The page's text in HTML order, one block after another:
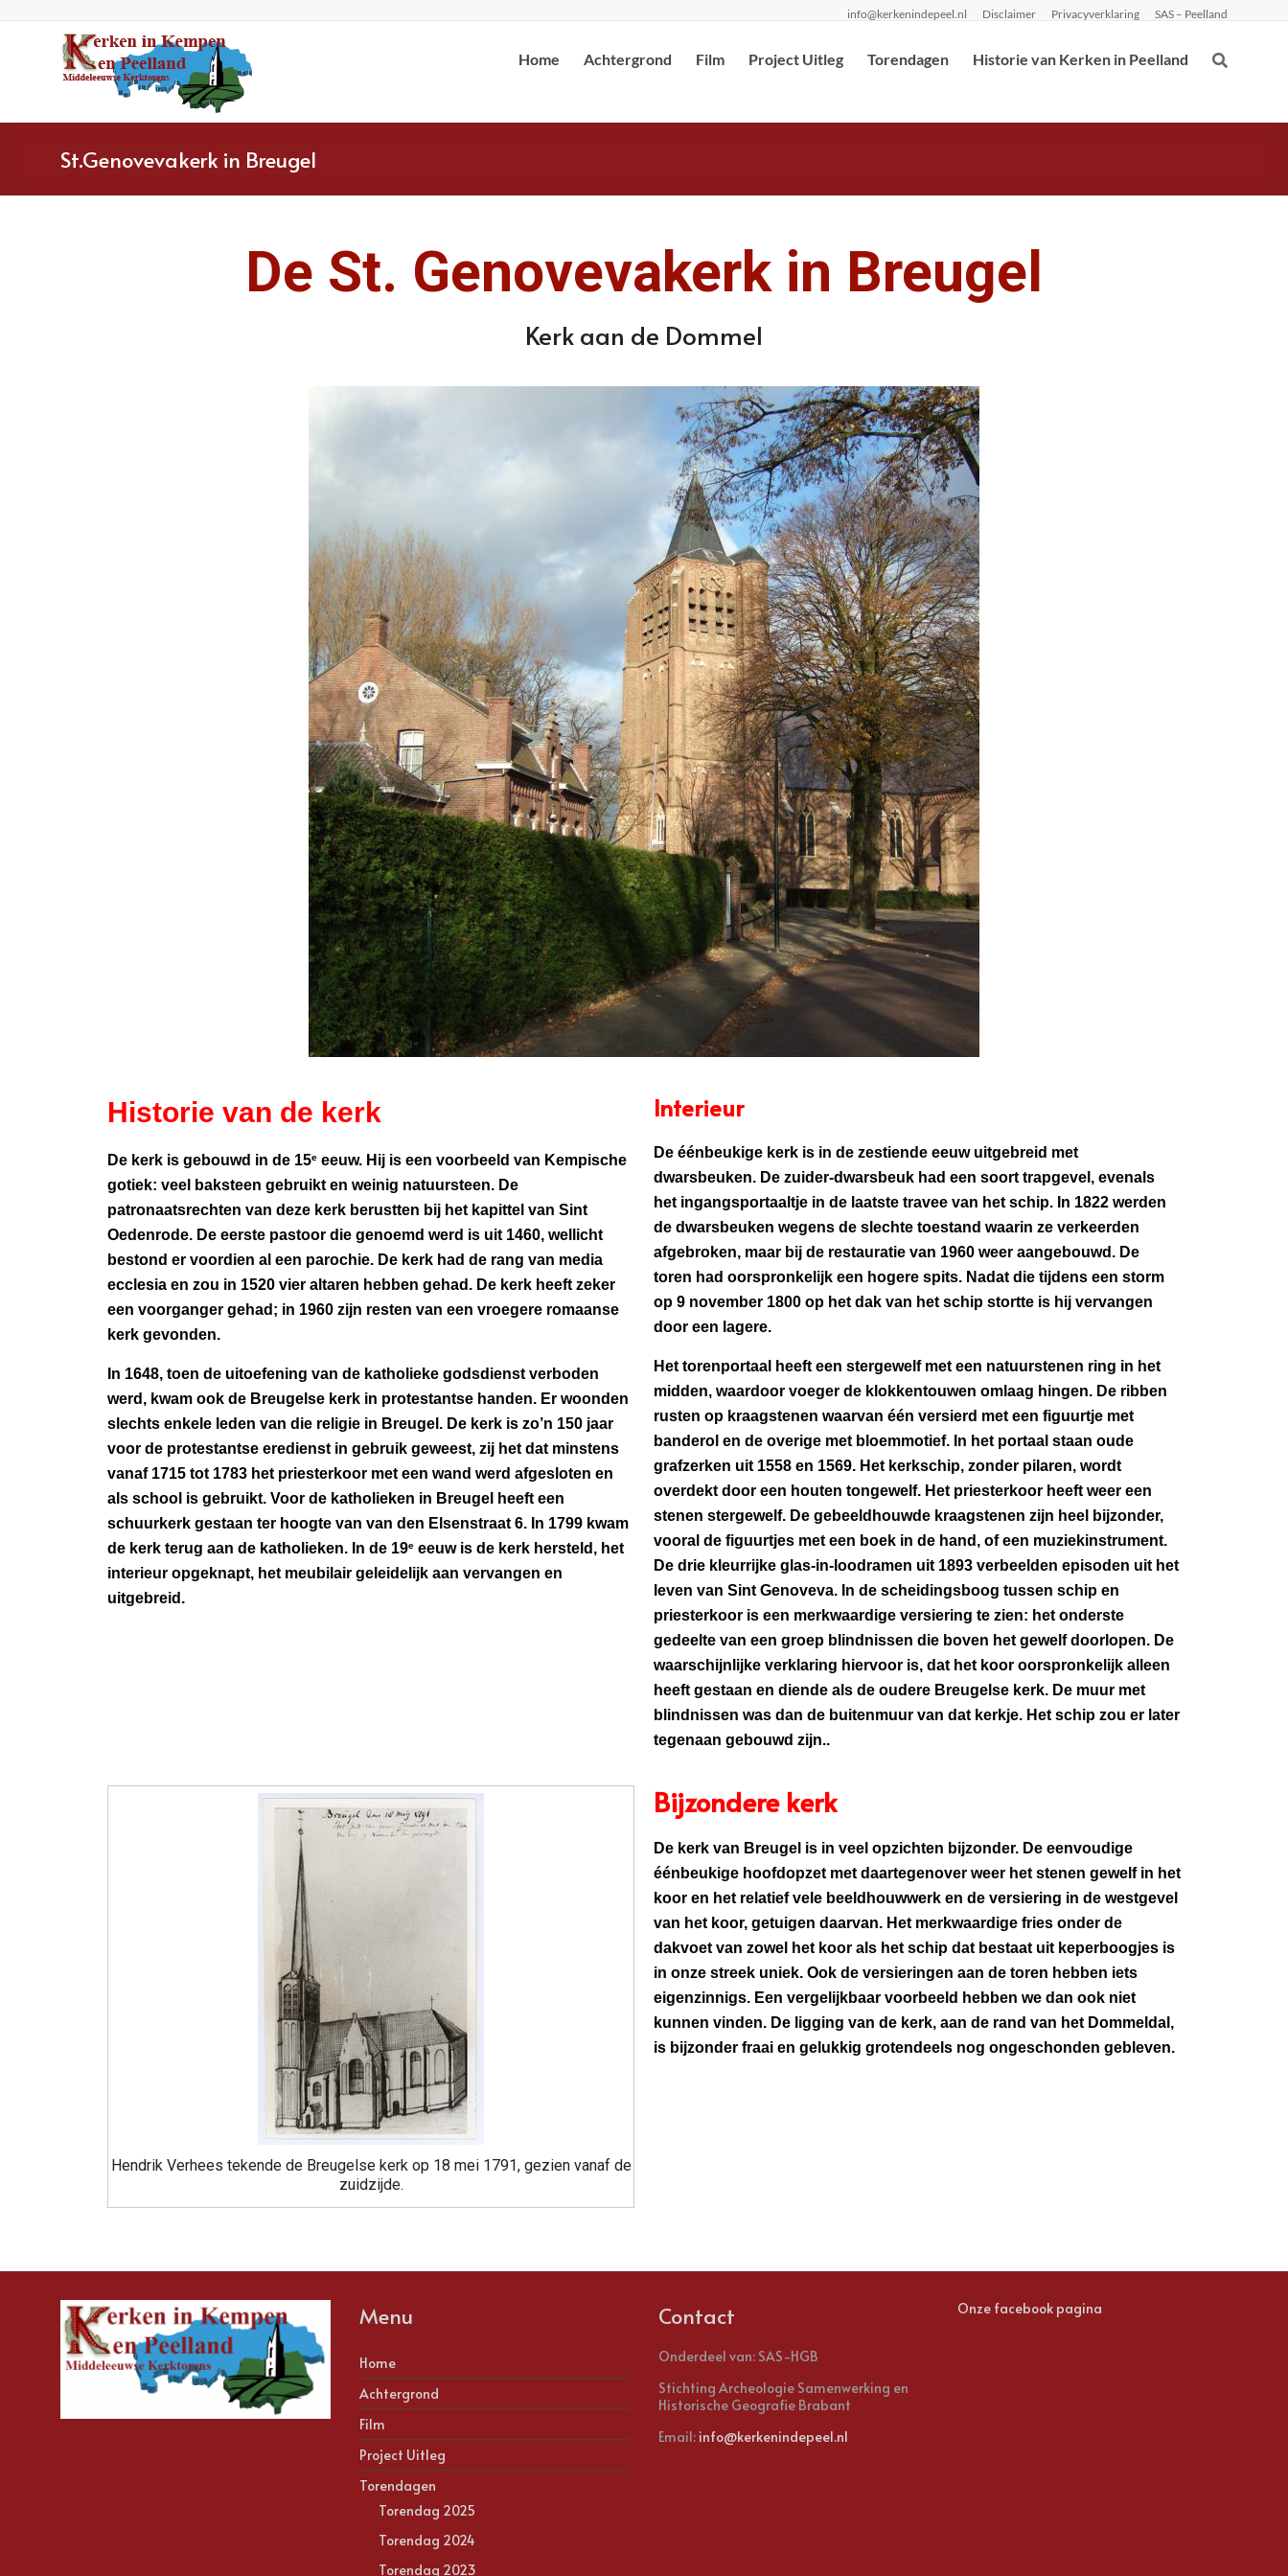
info@kerkenindepeel.nl Disclaimer Privacyverklaring SAS – Peelland
Home Achtergrond Film Project Uitleg Torendagen Historie van Kerken in Peelland
St.Genovevakerk in Breugel
De St. Genovevakerk in Breugel
Kerk aan de Dommel
Historie van de kerk
De kerk is gebouwd in de 15e eeuw. Hij is een voorbeeld van Kempische
gotiek: veel baksteen gebruikt en weinig natuursteen. De
patronaatsrechten van deze kerk berustten bij het kapittel van Sint
Oedenrode. De eerste pastoor die genoemd werd is uit 1460, wellicht
bestond er voordien al een parochie. De kerk had de rang van media
ecclesia en zou in 1520 vier altaren hebben gehad. De kerk heeft zeker
een voorganger gehad; in 1960 zijn resten van een vroegere romaanse
kerk gevonden.
In 1648, toen de uitoefening van de katholieke godsdienst verboden
werd, kwam ook de Breugelse kerk in protestantse handen. Er woonden
slechts enkele leden van die religie in Breugel. De kerk is zo’n 150 jaar
voor de protestantse eredienst in gebruik geweest, zij het dat minstens
vanaf 1715 tot 1783 het priesterkoor met een wand werd afgesloten en
als school is gebruikt. Voor de katholieken in Breugel heeft een
schuurkerk gestaan ter hoogte van van den Elsenstraat 6. In 1799 kwam
de kerk terug aan de katholieken. In de 19e eeuw is de kerk hersteld, het
interieur opgeknapt, het meubilair geleidelijk aan vervangen en
uitgebreid.
Interieur
De éénbeukige kerk is in de zestiende eeuw uitgebreid met
dwarsbeuken. De zuider-dwarsbeuk had een soort trapgevel, evenals
het ingangsportaaltje in de laatste travee van het schip. In 1822 werden
de dwarsbeuken wegens de slechte toestand waarin ze verkeerden
afgebroken, maar bij de restauratie van 1960 weer aangebouwd. De
toren had oorspronkelijk een hogere spits. Nadat die tijdens een storm
op 9 november 1800 op het dak van het schip stortte is hij vervangen
door een lagere.
Het torenportaal heeft een stergewelf met een natuurstenen ring in het
midden, waardoor voeger de klokkentouwen omlaag hingen. De ribben
rusten op kraagstenen waarvan één versierd met een figuurtje met
banderol en de overige met bloemmotief. In het portaal staan oude
grafzerken uit 1558 en 1569. Het kerkschip, zonder pilaren, wordt
overdekt door een houten tongewelf. Het priesterkoor heeft weer een
stenen stergewelf. De gebeeldhouwde kraagstenen zijn heel bijzonder,
vooral de figuurtjes met een boek in de hand, of een muziekinstrument.
De drie kleurrijke glas-in-loodramen uit 1893 verbeelden episoden uit het
leven van Sint Genoveva. In de scheidingsboog tussen schip en
priesterkoor is een merkwaardige versiering te zien: het onderste
gedeelte van een groep blindnissen die boven het gewelf doorlopen. De
waarschijnlijke verklaring hiervoor is, dat het koor oorspronkelijk alleen
heeft gestaan en diende als de oudere Breugelse kerk. De muur met
blindnissen was dan de buitenmuur van dat kerkje. Het schip zou er later
tegenaan gebouwd zijn..
Hendrik Verhees tekende de Breugelse kerk op 18 mei 1791, gezien vanaf de
zuidzijde.
Bijzondere kerk
De kerk van Breugel is in veel opzichten bijzonder. De eenvoudige
éénbeukige hoofdopzet met daartegenover weer het stenen gewelf in het
koor en het relatief vele beeldhouwwerk en de versiering in de westgevel
van het koor, getuigen daarvan. Het merkwaardige fries onder de
dakvoet van zowel het koor als het schip dat bestaat uit keperboogjes is
in onze streek uniek. Ook de versieringen aan de toren hebben iets
eigenzinnigs. Een vergelijkbaar voorbeeld hebben we dan ook niet
kunnen vinden. De ligging van de kerk, aan de rand van het Dommeldal,
is bijzonder fraai en gelukkig grotendeels nog ongeschonden gebleven.
Menu
Home
Achtergrond
Film
Project Uitleg
Torendagen
Torendag 2025
Torendag 2024
Torendag 2023
Contact
Onderdeel van: SAS-HGB
Stichting Archeologie Samenwerking en
Historische Geografie Brabant
Email: info@kerkenindepeel.nl
Onze facebook pagina